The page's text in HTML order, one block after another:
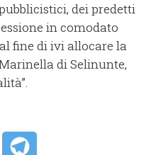
dei predetti
in comodato
fine di ivi allocare la
di Selinunte,